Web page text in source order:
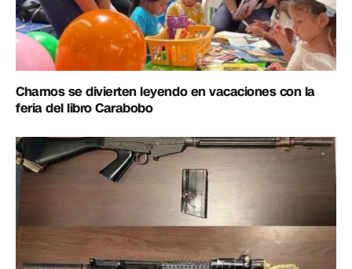
Chamos se divierten leyendo en vacaciones con la
feria del libro Carabobo